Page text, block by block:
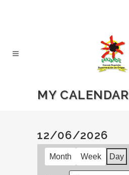
MY CALENDAR
12/06/2026
Month Week Day